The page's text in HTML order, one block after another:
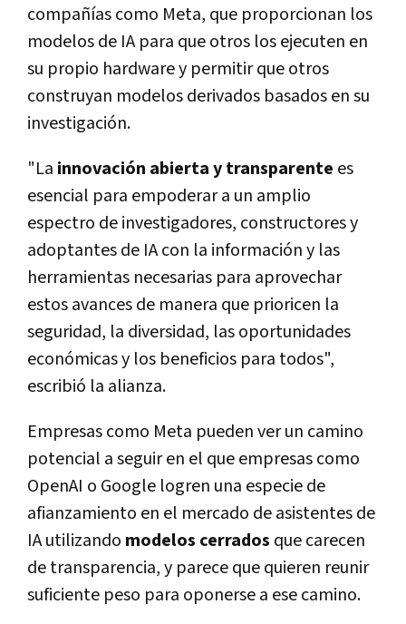
compañías como Meta, que proporcionan los
modelos de IA para que otros los ejecuten en
su propio hardware y permitir que otros
construyan modelos derivados basados en su
investigación.
"La innovación abierta y transparente es
esencial para empoderar a un amplio
espectro de investigadores, constructores y
adoptantes de IA con la información y las
herramientas necesarias para aprovechar
estos avances de manera que prioricen la
seguridad, la diversidad, las oportunidades
económicas y los beneficios para todos",
escribió la alianza.
Empresas como Meta pueden ver un camino
potencial a seguir en el que empresas como
OpenAI o Google logren una especie de
afianzamiento en el mercado de asistentes de
IA utilizando modelos cerrados que carecen
de transparencia, y parece que quieren reunir
suficiente peso para oponerse a ese camino.